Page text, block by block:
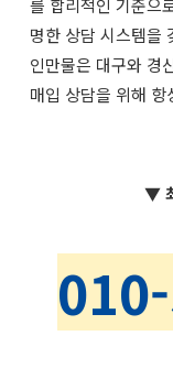
를 합리적인 기준으
명한 상담 시스템을
인만물은 대구와 경
매입 상담을 위해
▼